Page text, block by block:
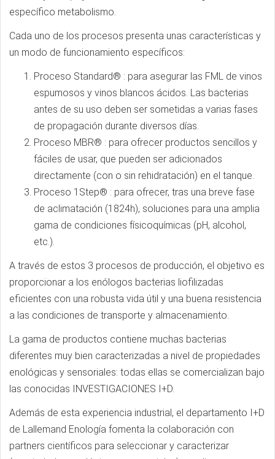
especí­fico metabolismo.
Cada uno de los procesos presenta unas caracterí­sticas y
un modo de funcionamiento especí­ficos:
Proceso Standard® : para asegurar las FML de vinos
espumosos y vinos blancos ácidos. Las bacterias
antes de su uso deben ser sometidas a varias fases
de propagación durante diversos dí­as.
Proceso MBR® : para ofrecer productos sencillos y
fáciles de usar, que pueden ser adicionados
directamente (con o sin rehidratación) en el tanque.
Proceso 1­Step® : para ofrecer, tras una breve fase
de aclimatación (18­24h), soluciones para una amplia
gama de condiciones fí­sico­quí­micas (pH, alcohol,
etc.).
A través de estos 3 procesos de producción, el objetivo es
proporcionar a los enólogos bacterias liofilizadas
eficientes con una robusta vida útil y una buena resistencia
a las condiciones de transporte y almacenamiento.
La gama de productos contiene muchas bacterias
diferentes muy bien caracterizadas a nivel de propiedades
enológicas y sensoriales: todas ellas se comercializan bajo
las conocidas INVESTIGACIONES I+D.
Además de esta experiencia industrial, el departamento I+D
de Lallemand Enología fomenta la colaboración con
partners científicos para seleccionar y caracterizar